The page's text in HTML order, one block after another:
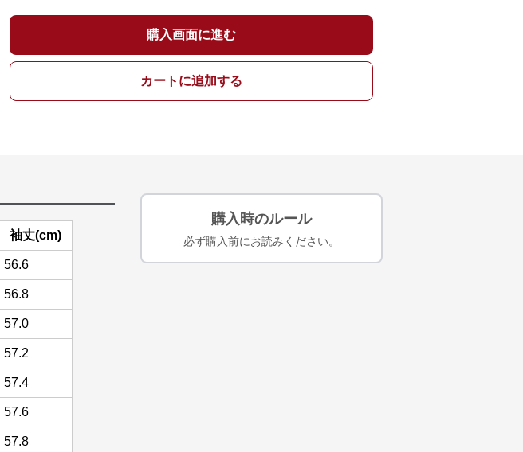
購入画面に進む
カートに追加する
袖丈(cm)
56.6
56.8
57.0
57.2
57.4
57.6
57.8
購入時のルール
必ず購入前にお読みください。